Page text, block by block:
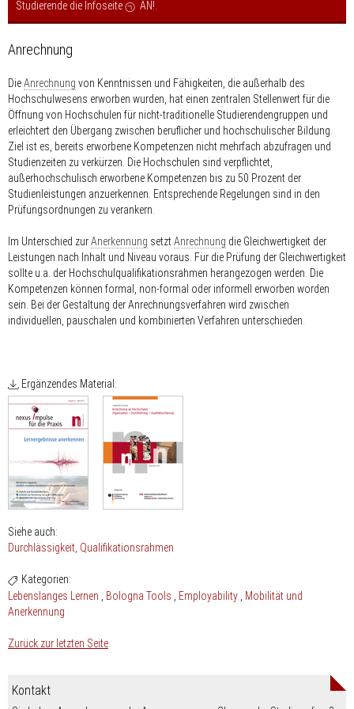
Studierende die Infoseite
AN!
Anrechnung
DieAnrechnung von Kenntnissen und Fähigkeiten, die außerhalb des
Hochschulwesens erworben wurden, hat einen zentralen Stellenwert für die
Öffnung von Hochschulen für nicht-traditionelle Studierendengruppen und
erleichtert den Übergang zwischen beruflicher und hochschulischer Bildung.
Ziel ist es, bereits erworbene Kompetenzen nicht mehrfach abzufragen und
Studienzeiten zu verkürzen. Die Hochschulen sind verpflichtet,
außerhochschulisch erworbene Kompetenzen bis zu 50 Prozent der
Studienleistungen anzuerkennen. Entsprechende Regelungen sind in den
Prüfungsordnungen zu verankern.
Im Unterschied zurAnerkennung setztAnrechnung die Gleichwertigkeit der
Leistungen nach Inhalt und Niveau voraus. Für die Prüfung der Gleichwertigkeit
sollte u.a. der Hochschulqualifikationsrahmen herangezogen werden. Die
Kompetenzen können formal, non-formal oder informell erworben worden
sein. Bei der Gestaltung der Anrechnungsverfahren wird zwischen
individuellen, pauschalen und kombinierten Verfahren unterschieden.
Ergänzendes Material:
Siehe auch:
Durchlässigkeit Qualifikationsrahmen
Kategorien:
Lebenslanges Lernen
Bologna Tools Employability
Mobilität und
Anerkennung
Zurück zur letzten Seite
Kontakt